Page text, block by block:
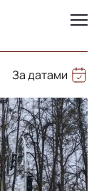
За датами